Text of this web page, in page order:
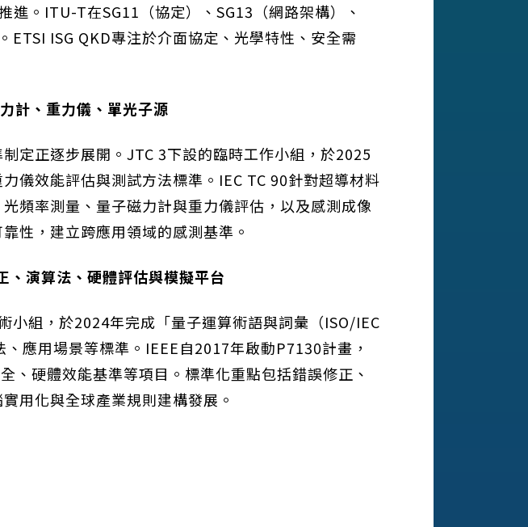
。ITU-T在SG11（協定）、SG13（網路架構）、
ISG QKD專注於介面協定、光學特性、安全需
計、重力儀、單光子源
定正逐步展開。JTC 3下設的臨時工作小組，於2025
儀效能評估與測試方法標準。IEC TC 90針對超導材料
頻率測量、量子磁力計與重力儀評估，以及感測成像
性，建立跨應用領域的感測基準。
、演算法、硬體評估與模擬平台
小組，於2024年完成「量子運算術語與詞彙（ISO/IEC
應用場景等標準。IEEE自2017年啟動P7130計畫，
、硬體效能基準等項目。標準化重點包括錯誤修正、
用化與全球產業規則建構發展。